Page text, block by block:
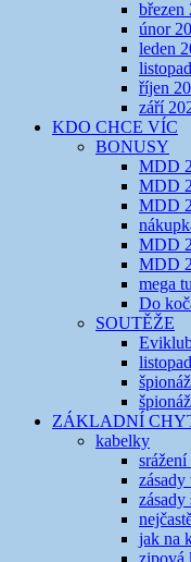
březen
únor
leden
říjen
září
KDO CHCE VÍC
BONUSY
MDD
MDD
MDD
MDD
MDD
mega
Do
SOUTĚŽE
ZÁKLADNÍ
kabelky
zásady
jak na
zipová